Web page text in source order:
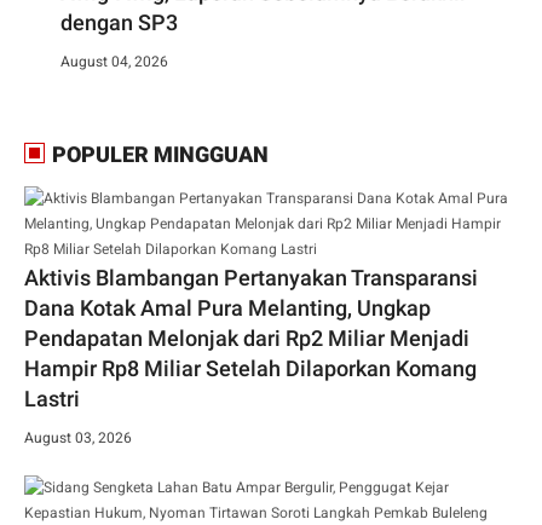
dengan SP3
August 04, 2026
POPULER MINGGUAN
Aktivis Blambangan Pertanyakan Transparansi
Dana Kotak Amal Pura Melanting, Ungkap
Pendapatan Melonjak dari Rp2 Miliar Menjadi
Hampir Rp8 Miliar Setelah Dilaporkan Komang
Lastri
August 03, 2026